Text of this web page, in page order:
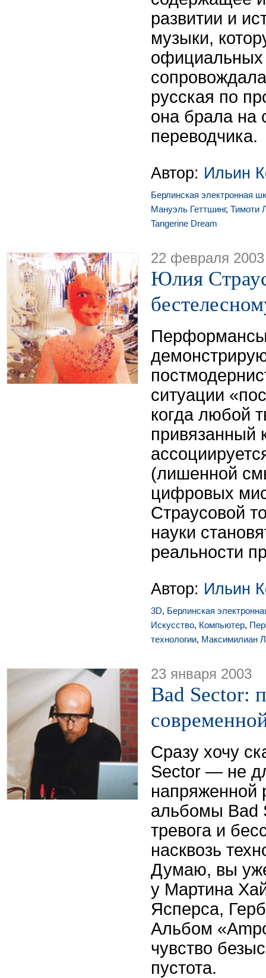
развитии и
музыки,
официальных
русская по
она брала на
переводчика.
Автор: Ильин
Берлинская электронная
Мануэль Геттшинг, Тимоти
Tangerine Dream
22 февраля 2003
Юлия
ситуации
когда любой
привязанный
(лишенной
цифровых
Страусовой
науки
реальности
Автор: Ильин
3D, Берлинская
Искусство, Компьютер,
технологии, Максимилиан
23 января 2003
Bad Sector:
Сразу хочу
Sector — не
напряженной
альбомы Bad
тревога и
насквозь
Думаю, вы
у Мартина
Ясперса,
Альбом
чувство
пустота.